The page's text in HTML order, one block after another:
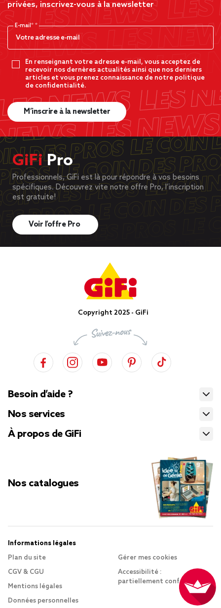
privées, inscrivez-vous à la newsletter
E-mail*
En renseignant votre adresse e-mail, vous acceptez de
recevoir nos dernères actualités ainsi que nos derniers
articles et vous prenez connaissance de notre politique
de confidentialité.
M’inscrire à la newsletter
GiFiPro
Professionnels, GiFi est là pour répondre à vos besoins
spécifiques. Découvrez vite notre offre Pro, l’inscription
est gratuite!
Voir l’offre Pro
Copyright 2025 - GiFi
Besoin d’aide ?
Nos services
À propos de GiFi
Nos catalogues
Informations légales
Plan du site
CGV & CGU
Mentions légales
Données personnelles
Gérer mes cookies
Accessibilité :
partiellement conforme